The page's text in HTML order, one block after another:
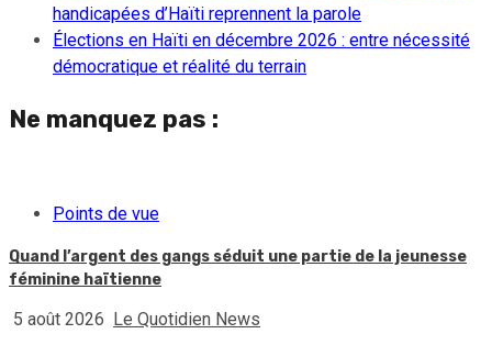
handicapées d’Haïti reprennent la parole
Élections en Haïti en décembre 2026 : entre nécessité
démocratique et réalité du terrain
Ne manquez pas :
Points de vue
Quand l’argent des gangs séduit une partie de la jeunesse
féminine haïtienne
5 août 2026 Le Quotidien News